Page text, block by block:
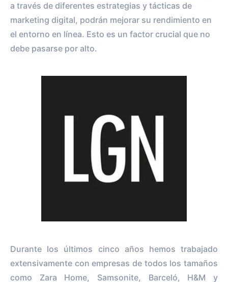
a través de diferentes estrategias y tácticas de
marketing digital, podrán mejorar su rendimiento en
el entorno en línea. Esto es un factor crucial que no
debe pasarse por alto.
Durante los últimos cinco años hemos trabajado
extensivamente con empresas de todos los tamaños
como Zara Home, Samsonite, Barceló, H&M y